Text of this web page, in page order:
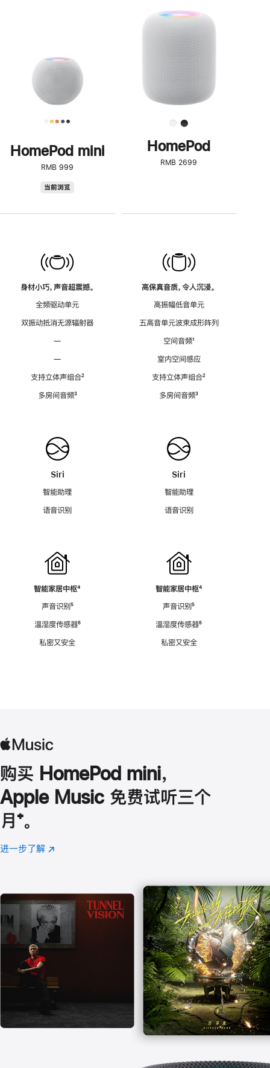
HomePod mini
RMB 999
当前浏览
身材小巧，声音超震撼。
全频驱动单元
双振动抵消无源辐射器
—
—
支持立体声组合脚
²
多房间音频脚
³
Siri
智能助理
语音识别
智能家居中枢脚
⁴
声音识别脚
⁵
温湿度传感器脚
⁶
私密又安全
步
了
解
HomePod<
HomePod
RMB 2699
高保真音质，令人沉浸。
高振幅低音单元
五高音单元波束成形阵列
空间音频脚
¹
室内空间感应
支持立体声组合脚
²
多房间音频脚
³
Siri
智能助理
语音识别
智能家居中枢脚
⁴
声音识别脚
⁵
温湿度传感器脚
⁶
私密又安全
购买 HomePod mini，
Apple Music 免费试听三个
月 脚
注
⁺。
进一步了解 Apple
(在
口
中
打
开)